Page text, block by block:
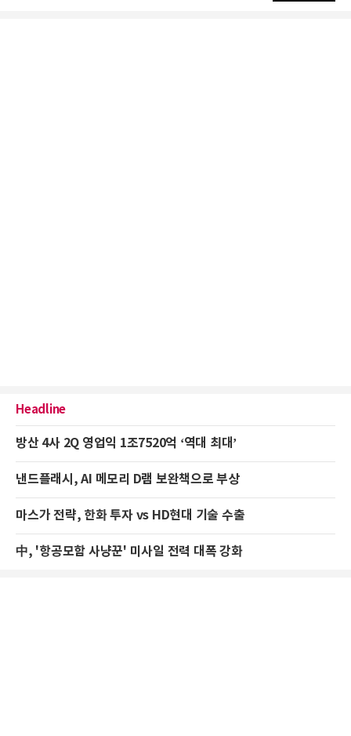
Headline
방산 4사 2Q 영업익 1조7520억 ‘역대 최대’
낸드플래시, AI 메모리 D램 보완책으로 부상
마스가 전략, 한화 투자 vs HD현대 기술 수출
中, '항공모함 사냥꾼' 미사일 전력 대폭 강화